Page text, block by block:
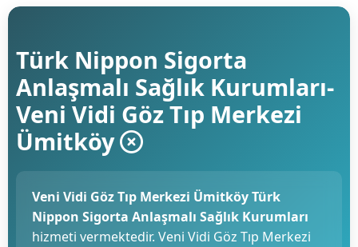
Türk Nippon Sigorta
Anlaşmalı Sağlık Kurumları-
Veni Vidi Göz Tıp Merkezi
Ümitköy
Veni Vidi Göz Tıp Merkezi Ümitköy Türk
Nippon Sigorta Anlaşmalı Sağlık Kurumları
hizmeti vermektedir. Veni Vidi Göz Tıp Merkezi